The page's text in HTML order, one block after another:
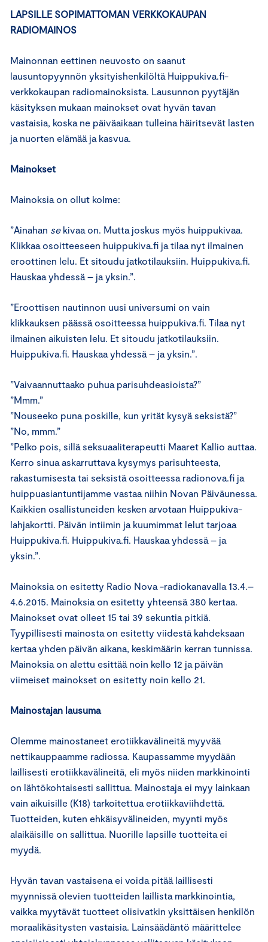
LAPSILLE SOPIMATTOMAN VERKKOKAUPAN
RADIOMAINOS
Mainonnan eettinen neuvosto on saanut
lausuntopyynnön yksityishenkilöltä Huippukiva.fi-
verkkokaupan radiomainoksista. Lausunnon pyytäjän
käsityksen mukaan mainokset ovat hyvän tavan
vastaisia, koska ne päiväaikaan tulleina häiritsevät lasten
ja nuorten elämää ja kasvua.
Mainokset
Mainoksia on ollut kolme:
”Ainahan sekivaa on. Mutta joskus myös huippukivaa.
Klikkaa osoitteeseen huippukiva.fi ja tilaa nyt ilmainen
eroottinen lelu. Et sitoudu jatkotilauksiin. Huippukiva.fi.
Hauskaa yhdessä – ja yksin.”.
”Eroottisen nautinnon uusi universumi on vain
klikkauksen päässä osoitteessa huippukiva.fi. Tilaa nyt
ilmainen aikuisten lelu. Et sitoudu jatkotilauksiin.
Huippukiva.fi. Hauskaa yhdessä – ja yksin.”.
”Vaivaannuttaako puhua parisuhdeasioista?”
”Mmm.”
”Nouseeko puna poskille, kun yrität kysyä seksistä?”
”No, mmm.”
”Pelko pois, sillä seksuaaliterapeutti Maaret Kallio auttaa.
Kerro sinua askarruttava kysymys parisuhteesta,
rakastumisesta tai seksistä osoitteessa radionova.fi ja
huippuasiantuntijamme vastaa niihin Novan Päiväunessa.
Kaikkien osallistuneiden kesken arvotaan Huippukiva-
lahjakortti. Päivän intiimin ja kuumimmat lelut tarjoaa
Huippukiva.fi. Huippukiva.fi. Hauskaa yhdessä – ja
yksin.”.
Mainoksia on esitetty Radio Nova -radiokanavalla 13.4.–
4.6.2015. Mainoksia on esitetty yhteensä 380 kertaa.
Mainokset ovat olleet 15­ tai 39 sekuntia pitkiä.
Tyypillisesti mainosta on esitetty viidestä kahdeksaan
kertaa yhden päivän aikana, keskimäärin kerran tunnissa.
Mainoksia on alettu esittää noin kello 12 ja päivän
viimeiset mainokset on esitetty noin kello 21.
Mainostajan lausuma
Olemme mainostaneet erotiikkavälineitä myyvää
nettikauppaamme radiossa. Kaupassamme myydään
laillisesti erotiikkavälineitä, eli myös niiden markkinointi
on lähtökohtaisesti sallittua. Mainostaja ei myy lainkaan
vain aikuisille (K18) tarkoitettua erotiikkaviihdettä.
Tuotteiden, kuten ehkäisyvälineiden, myynti myös
alaikäisille on sallittua. Nuorille lapsille tuotteita ei
myydä.
Hyvän tavan vastaisena ei voida pitää laillisesti
myynnissä olevien tuotteiden laillista markkinointia,
vaikka myytävät tuotteet olisivatkin yksittäisen henkilön
moraalikäsitysten vastaisia. Lainsäädäntö määrittelee